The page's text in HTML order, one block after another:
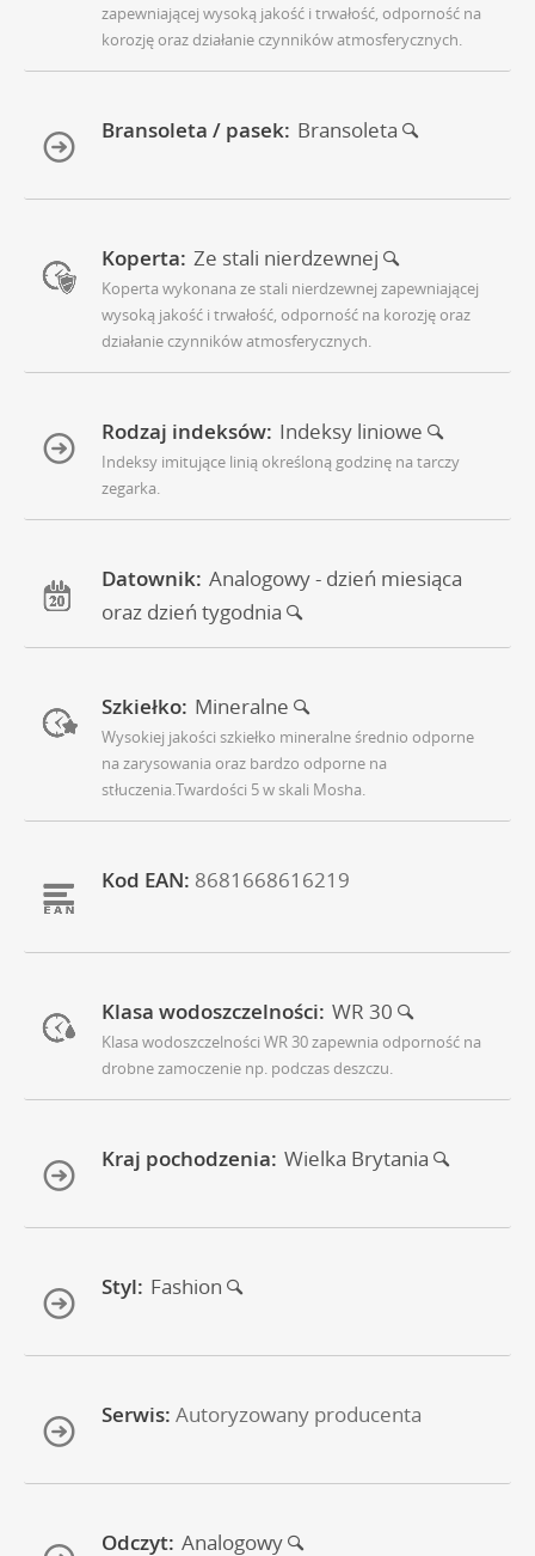
zapewniającej wysoką jakość i trwałość, odporność na
korozję oraz działanie czynników atmosferycznych.
Bransoleta / pasek: Bransoleta
Koperta: Ze stali nierdzewnej
Koperta wykonana ze stali nierdzewnej zapewniającej
wysoką jakość i trwałość, odporność na korozję oraz
działanie czynników atmosferycznych.
Rodzaj indeksów: Indeksy liniowe
Indeksy imitujące linią określoną godzinę na tarczy
zegarka.
Datownik: Analogowy - dzień miesiąca
oraz dzień tygodnia
Szkiełko: Mineralne
Wysokiej jakości szkiełko mineralne średnio odporne
na zarysowania oraz bardzo odporne na
stłuczenia.Twardości 5 w skali Mosha.
Kod EAN: 8681668616219
Klasa wodoszczelności: WR 30
Klasa wodoszczelności WR 30 zapewnia odporność na
drobne zamoczenie np. podczas deszczu.
Kraj pochodzenia: Wielka Brytania
Styl: Fashion
Serwis: Autoryzowany producenta
Odczyt: Analogowy